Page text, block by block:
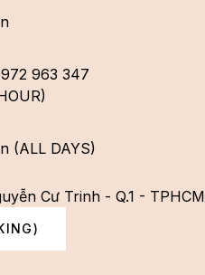
963 347
(ALL DAYS)
Cư Trinh - Q.1 - TPHCM